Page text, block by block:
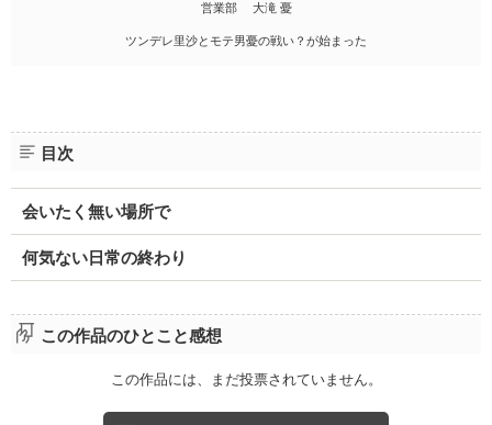
営業部 大滝 憂
ツンデレ里沙とモテ男憂の戦い？が始まった
目次
会いたく無い場所で
何気ない日常の終わり
この作品のひとこと感想
この作品には、まだ投票されていません。